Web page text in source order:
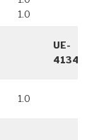
1.0
UE-
4134
1.0